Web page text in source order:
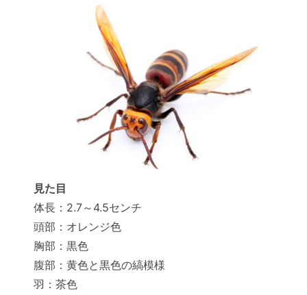
見た目
体長：2.7～4.5センチ
頭部：オレンジ色
胸部：黒色
腹部：黄色と黒色の縞模様
羽：茶色